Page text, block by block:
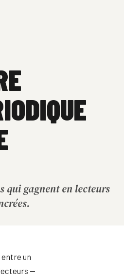
qui gagnent en lecteurs
un
—